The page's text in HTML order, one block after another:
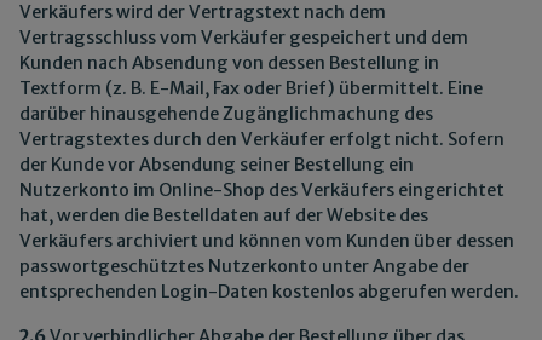
Verkäufers wird der Vertragstext nach dem
Vertragsschluss vom Verkäufer gespeichert und dem
Kunden nach Absendung von dessen Bestellung in
Textform (z. B. E-Mail, Fax oder Brief) übermittelt. Eine
darüber hinausgehende Zugänglichmachung des
Vertragstextes durch den Verkäufer erfolgt nicht. Sofern
der Kunde vor Absendung seiner Bestellung ein
Nutzerkonto im Online-Shop des Verkäufers eingerichtet
hat, werden die Bestelldaten auf der Website des
Verkäufers archiviert und können vom Kunden über dessen
passwortgeschütztes Nutzerkonto unter Angabe der
entsprechenden Login-Daten kostenlos abgerufen werden.